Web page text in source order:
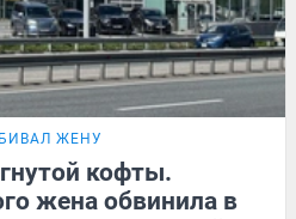
ЖЕНУ
кофты.
жена обвинила в